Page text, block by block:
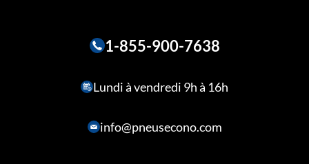
1-855-900-7638
Lundi à vendredi 9h à 16h
info@pneusecono.com